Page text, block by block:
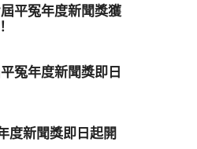
平冤年度新聞獎獲
冤年度新聞獎即日
度新聞獎即日起開